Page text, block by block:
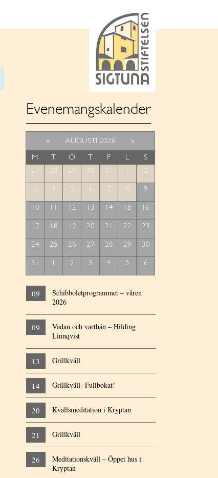
Evenemangskalender
« AUGUSTI 2026
»
M
T O T F L S
27 28 29 30 31 2
3 4 5 6 7 8 9
10 11 12 13 14 15 16
17 18 19 20 21 22 23
24 25 26 27 28 29 30
31 1 2 3 4 5 6
09
Schibboletprogrammet – våren
2026
09
Vadan och varthän – Hilding
Linnqvist
13 Grillkväll
14 Grillkväll- Fullbokat!
20 Kvällsmeditation i Kryptan
21 Grillkväll
26
Meditationskväll – Öppet hus i
Kryptan